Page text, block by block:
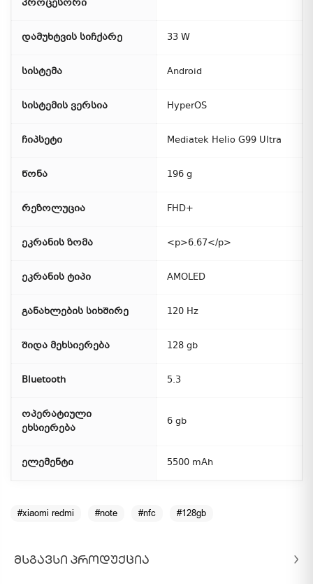
პროცესორი
დამუხტვის სიჩქარე 33 W
სისტემა Android
სისტემის ვერსია HyperOS
ჩიპსეტი Mediatek Helio G99 Ultra
წონა 196 g
რეზოლუცია FHD+
ეკრანის ზომა <p>6.67</p>
ეკრანის ტიპი AMOLED
განახლების სიხშირე 120 Hz
შიდა მეხსიერება 128 gb
Bluetooth 5.3
ოპერატიული
ეხსიერება
6 gb
ელემენტი 5500 mAh
#xiaomi redmi #note #nfc #128gb
ᲛᲡᲒᲐᲕᲡᲘ ᲞᲠᲝᲓᲣᲥᲪᲘᲐ